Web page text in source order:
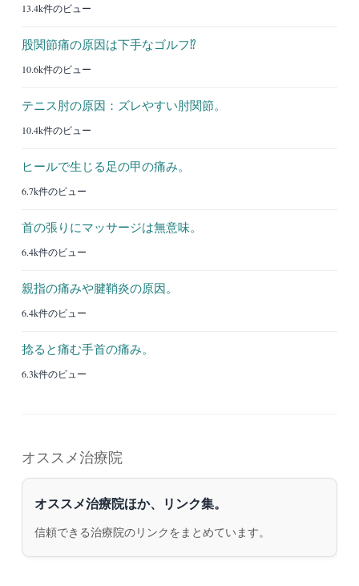
13.4k件のビュー
股関節痛の原因は下手なゴルフ⁉︎
10.6k件のビュー
テニス肘の原因：ズレやすい肘関節。
10.4k件のビュー
ヒールで生じる足の甲の痛み。
6.7k件のビュー
首の張りにマッサージは無意味。
6.4k件のビュー
親指の痛みや腱鞘炎の原因。
6.4k件のビュー
捻ると痛む手首の痛み。
6.3k件のビュー
オススメ治療院
オススメ治療院ほか、リンク集。
信頼できる治療院のリンクをまとめています。